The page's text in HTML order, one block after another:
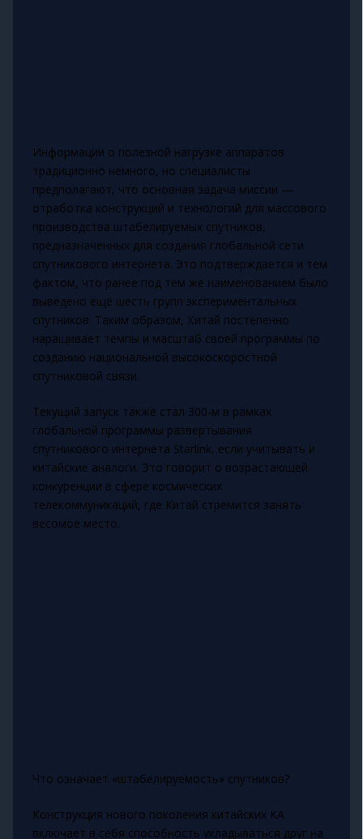
Информации о полезной нагрузке аппаратов
традиционно немного, но специалисты
предполагают, что основная задача миссии —
отработка конструкций и технологий для массового
производства штабелируемых спутников,
предназначенных для создания глобальной сети
спутникового интернета. Это подтверждается и тем
фактом, что ранее под тем же наименованием было
выведено ещё шесть групп экспериментальных
спутников. Таким образом, Китай постепенно
наращивает темпы и масштаб своей программы по
созданию национальной высокоскоростной
спутниковой связи.
Текущий запуск также стал 300-м в рамках
глобальной программы развертывания
спутникового интернета Starlink, если учитывать и
китайские аналоги. Это говорит о возрастающей
конкуренции в сфере космических
телекоммуникаций, где Китай стремится занять
весомое место.
Что означает «штабелируемость» спутников?
Конструкция нового поколения китайских КА
включает в себя способность укладываться друг на